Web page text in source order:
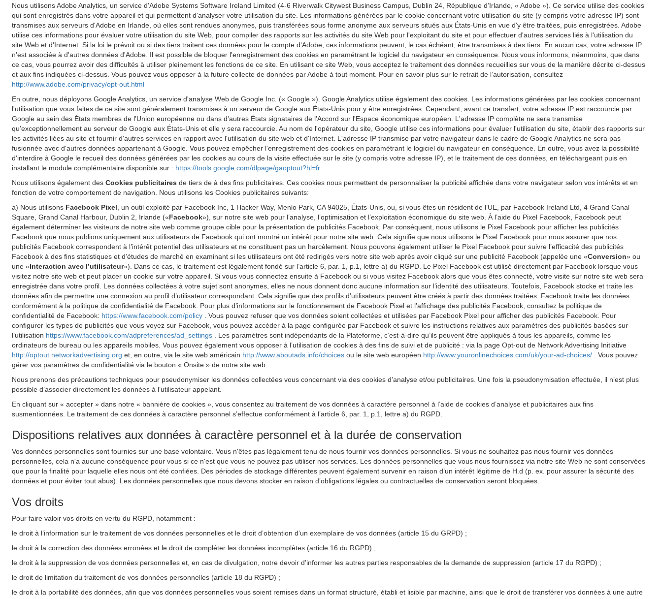
Nous utilisons Adobe Analytics, un service d'Adobe Systems Software Ireland Limited (4-6 Riverwalk Citywest Business Campus, Dublin 24, République d'Irlande, « Adobe »). Ce service utilise des cookies
qui sont enregistrés dans votre appareil et qui permettent d'analyser votre utilisation du site. Les informations générées par le cookie concernant votre utilisation du site (y compris votre adresse IP) sont
transmises aux serveurs d'Adobe en Irlande, où elles sont rendues anonymes, puis transférées sous forme anonyme aux serveurs situés aux États-Unis en vue d'y être traitées, puis enregistrées. Adobe
utilise ces informations pour évaluer votre utilisation du site Web, pour compiler des rapports sur les activités du site Web pour l'exploitant du site et pour effectuer d'autres services liés à l'utilisation du
site Web et d'Internet. Si la loi le prévoit ou si des tiers traitent ces données pour le compte d'Adobe, ces informations peuvent, le cas échéant, être transmises à des tiers. En aucun cas, votre adresse IP
n'est associée à d'autres données d'Adobe. Il est possible de bloquer l'enregistrement des cookies en paramétrant le logiciel du navigateur en conséquence. Nous vous informons, néanmoins, que dans
ce cas, vous pourrez avoir des difficultés à utiliser pleinement les fonctions de ce site. En utilisant ce site Web, vous acceptez le traitement des données recueillies sur vous de la manière décrite ci-dessus
et aux fins indiquées ci-dessus. Vous pouvez vous opposer à la future collecte de données par Adobe à tout moment. Pour en savoir plus sur le retrait de l’autorisation, consultez
http://www.adobe.com/privacy/opt-out.html
En outre, nous déployons Google Analytics, un service d'analyse Web de Google Inc. (« Google »). Google Analytics utilise également des cookies. Les informations générées par les cookies concernant
l'utilisation que vous faites de ce site sont généralement transmises à un serveur de Google aux États-Unis pour y être enregistrées. Cependant, avant ce transfert, votre adresse IP est raccourcie par
Google au sein des États membres de l'Union européenne ou dans d'autres États signataires de l'Accord sur l'Espace économique européen. L'adresse IP complète ne sera transmise
qu'exceptionnellement au serveur de Google aux États-Unis et elle y sera raccourcie. Au nom de l'opérateur du site, Google utilise ces informations pour évaluer l'utilisation du site, établir des rapports sur
les activités liées au site et fournir d'autres services en rapport avec l'utilisation du site web et d'Internet. L'adresse IP transmise par votre navigateur dans le cadre de Google Analytics ne sera pas
fusionnée avec d'autres données appartenant à Google. Vous pouvez empêcher l'enregistrement des cookies en paramétrant le logiciel du navigateur en conséquence. En outre, vous avez la possibilité
d'interdire à Google le recueil des données générées par les cookies au cours de la visite effectuée sur le site (y compris votre adresse IP), et le traitement de ces données, en téléchargeant puis en
installant le module complémentaire disponible sur : https://tools.google.com/dlpage/gaoptout?hl=fr
Nous utilisons également des Cookies publicitaires de tiers de à des fins publicitaires. Ces cookies nous permettent de personnaliser la publicité affichée dans votre navigateur selon vos intérêts et en
fonction de votre comportement de navigation. Nous utilisons les Cookies publicitaires suivants:
a) Nous utilisons Facebook Pixel , un outil exploité par Facebook Inc, 1 Hacker Way, Menlo Park, CA 94025, États-Unis, ou, si vous êtes un résident de l’UE, par Facebook Ireland Ltd, 4 Grand Canal
Square, Grand Canal Harbour, Dublin 2, Irlande («Facebook»), sur notre site web pour l’analyse, l’optimisation et l’exploitation économique du site web. À l’aide du Pixel Facebook, Facebook peut
également déterminer les visiteurs de notre site web comme groupe cible pour la présentation de publicités Facebook. Par conséquent, nous utilisons le Pixel Facebook pour afficher les publicités
Facebook que nous publions uniquement aux utilisateurs de Facebook qui ont montré un intérêt pour notre site web. Cela signifie que nous utilisons le Pixel Facebook pour nous assurer que nos
publicités Facebook correspondent à l’intérêt potentiel des utilisateurs et ne constituent pas un harcèlement. Nous pouvons également utiliser le Pixel Facebook pour suivre l’efficacité des publicités
Facebook à des fins statistiques et d’études de marché en examinant si les utilisateurs ont été redirigés vers notre site web après avoir cliqué sur une publicité Facebook (appelée une «Conversion» ou
une «Interaction avec l’utilisateur»). Dans ce cas, le traitement est légalement fondé sur l’article 6, par. 1, p.1, lettre a) du RGPD. Le Pixel Facebook est utilisé directement par Facebook lorsque vous
visitez notre site web et peut placer un cookie sur votre appareil. Si vous vous connectez ensuite à Facebook ou si vous visitez Facebook alors que vous êtes connecté, votre visite sur notre site web sera
enregistrée dans votre profil. Les données collectées à votre sujet sont anonymes, elles ne nous donnent donc aucune information sur l’identité des utilisateurs. Toutefois, Facebook stocke et traite les
données afin de permettre une connexion au profil d’utilisateur correspondant. Cela signifie que des profils d’utilisateurs peuvent être créés à partir des données traitées. Facebook traite les données
conformément à la politique de confidentialité de Facebook. Pour plus d’informations sur le fonctionnement de Facebook Pixel et l’affichage des publicités Facebook, consultez la politique de
confidentialité de Facebook: https://www.facebook.com/policy
. Vous pouvez refuser que vos données soient collectées et utilisées par Facebook Pixel pour afficher des publicités Facebook. Pour
configurer les types de publicités que vous voyez sur Facebook, vous pouvez accéder à la page configurée par Facebook et suivre les instructions relatives aux paramètres des publicités basées sur
l’utilisation https://www.facebook.com/adpreferences/ad_settings
. Les paramètres sont indépendants de la Plateforme, c’est-à-dire qu’ils peuvent être appliqués à tous les appareils, comme les
ordinateurs de bureau ou les appareils mobiles. Vous pouvez également vous opposer à l’utilisation de cookies à des fins de suivi et de publicité : via la page Opt-out de Network Advertising Initiative
http://optout.networkadvertising.org et, en outre, via le site web américain http://www.aboutads.info/choices ou le site web européen http://www.youronlinechoices.com/uk/your-ad-choices/
. Vous pouvez
gérer vos paramètres de confidentialité via le bouton « Onsite » de notre site web.
Nous prenons des précautions techniques pour pseudonymiser les données collectées vous concernant via des cookies d’analyse et/ou publicitaires. Une fois la pseudonymisation effectuée, il n’est plus
possible d’associer directement les données à l’utilisateur appelant.
En cliquant sur « accepter » dans notre « bannière de cookies », vous consentez au traitement de vos données à caractère personnel à l’aide de cookies d’analyse et publicitaires aux fins
susmentionnées. Le traitement de ces données à caractère personnel s’effectue conformément à l’article 6, par. 1, p.1, lettre a) du RGPD.
Dispositions relatives aux données à caractère personnel et à la durée de conservation
Vos données personnelles sont fournies sur une base volontaire. Vous n'êtes pas légalement tenu de nous fournir vos données personnelles. Si vous ne souhaitez pas nous fournir vos données
personnelles, cela n'a aucune conséquence pour vous si ce n'est que vous ne pouvez pas utiliser nos services. Les données personnelles que vous nous fournissez via notre site Web ne sont conservées
que pour la finalité pour laquelle elles nous ont été confiées. Des périodes de stockage différentes peuvent également survenir en raison d’un intérêt légitime de H.d (p. ex. pour assurer la sécurité des
données et pour éviter tout abus). Les données personnelles que nous devons stocker en raison d’obligations légales ou contractuelles de conservation seront bloquées.
Vos droits
Pour faire valoir vos droits en vertu du RGPD, notamment :
le droit à l’information sur le traitement de vos données personnelles et le droit d’obtention d’un exemplaire de vos données (article 15 du GRPD) ;
le droit à la correction des données erronées et le droit de compléter les données incomplètes (article 16 du RGPD) ;
le droit à la suppression de vos données personnelles et, en cas de divulgation, notre devoir d’informer les autres parties responsables de la demande de suppression (article 17 du RGPD) ;
le droit de limitation du traitement de vos données personnelles (article 18 du RGPD) ;
le droit à la portabilité des données, afin que vos données personnelles vous soient remises dans un format structuré, établi et lisible par machine, ainsi que le droit de transférer vos données à une autre